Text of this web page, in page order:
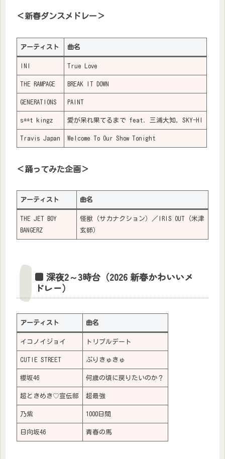
＜新春ダンスメドレー＞
アーティスト 曲名
INI True Love
THE RAMPAGE BREAK IT DOWN
GENERATIONS PAINT
s**t kingz 愛が呆れ果てるまで feat. 三浦大知, SKY-HI
Travis Japan Welcome To Our Show Tonight
＜踊ってみた企画＞
アーティスト 曲名
THE JET BOY
BANGERZ
怪獣（サカナクション）／IRIS OUT（米津
玄師）
■ 深夜2～3時台（2026 新春かわいいメ
ドレー）
アーティスト 曲名
イコノイジョイ トリプルデート
CUTIE STREET ぷりきゅきゅ
櫻坂46 何歳の頃に戻りたいのか？
超ときめき♡宣伝部 超最強
乃紫 1000日間
日向坂46 青春の馬